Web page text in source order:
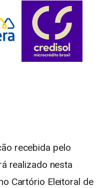
recebida pelo
realizado nesta
Cartório Eleitoral de